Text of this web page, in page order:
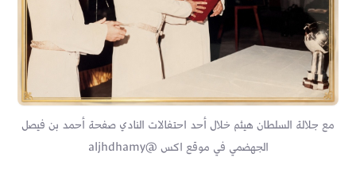
مع جلالة السلطان هيثم خلال أحد احتفالات النادي صفحة أحمد بن فيصل
الجهضمي في موقع اكس @aljhdhamy